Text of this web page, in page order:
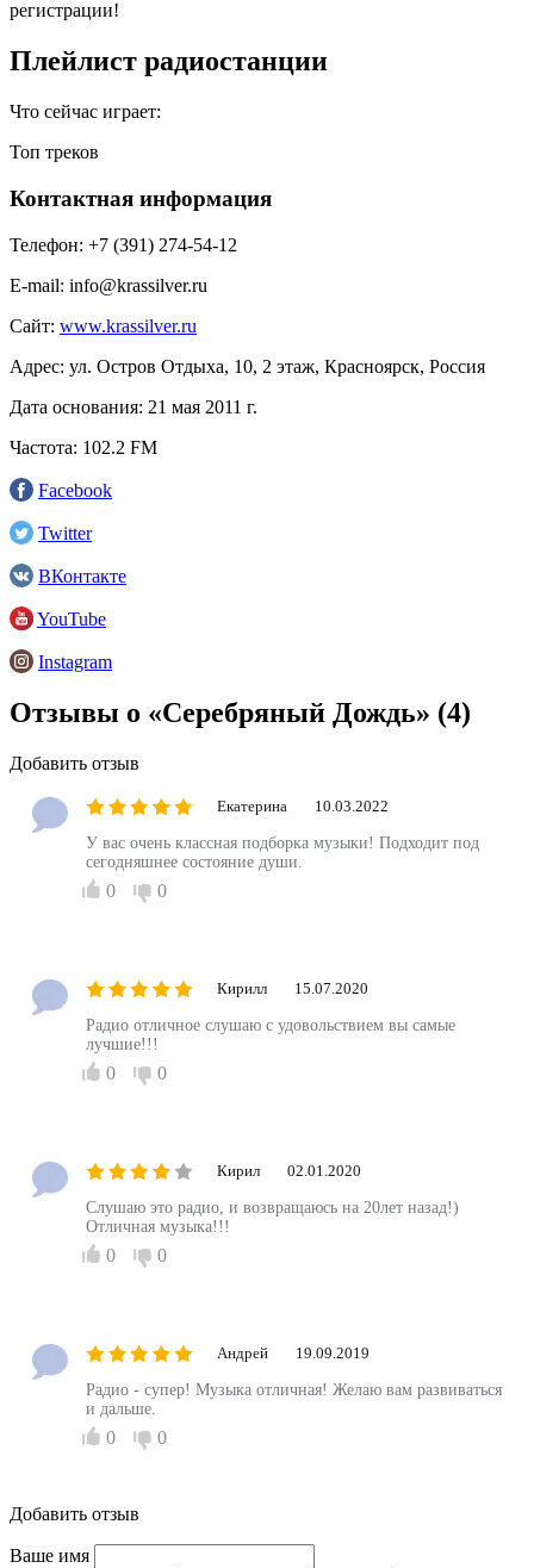
регистрации!
Плейлист радиостанции
Что сейчас играет:
Топ треков
Контактная информация
Телефон: +7 (391) 274-54-12
E-mail: info@krassilver.ru
Сайт: www.krassilver.ru
Адрес: ул. Остров Отдыха, 10, 2 этаж, Красноярск, Россия
Дата основания: 21 мая 2011 г.
Частота: 102.2 FM
Facebook
Twitter
ВКонтакте
YouTube
Instagram
Отзывы о «Серебряный Дождь» (4)
Добавить отзыв
Екатерина 10.03.2022
У вас очень классная подборка музыки! Подходит под
сегодняшнее состояние души.
0 0
Кирилл 15.07.2020
Радио отличное слушаю с удовольствием вы самые
лучшие!!!
0 0
Кирил 02.01.2020
Слушаю это радио, и возвращаюсь на 20лет назад!)
Отличная музыка!!!
0 0
Андрей 19.09.2019
Радио - супер! Музыка отличная! Желаю вам развиваться
и дальше.
0 0
Добавить отзыв
Ваше имя